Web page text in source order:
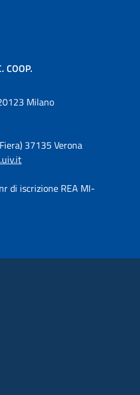
COOP.
Milano
37135 Verona
di iscrizione REA MI-